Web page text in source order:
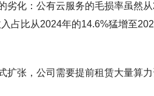
劣化：公有云服务的毛损率虽然
占比从2024年的14.6%猛增至
张，公司需要提前租赁大量算